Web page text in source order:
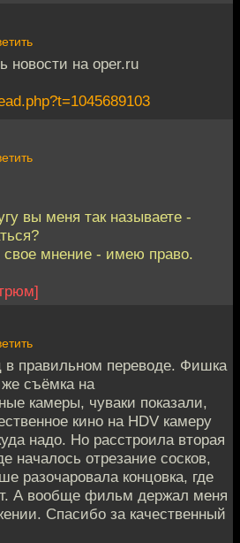
новости на oper.ru
вы меня так называете -
свое мнение - имею право.
правильном переводе. Фишка
съёмка на
камеры, чуваки показали,
кино на HDV камеру
надо. Но расстроила вторая
началось отрезание сосков,
разочаровала концовка, где
А вообще фильм держал меня
Спасибо за качественный